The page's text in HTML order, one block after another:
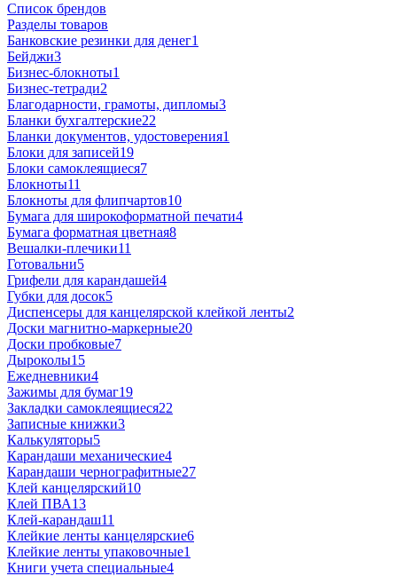
Список брендов
Разделы товаров
Банковские резинки для денег1
Бейджи3
Бизнес-блокноты1
Бизнес-тетради2
Благодарности, грамоты, дипломы3
Бланки бухгалтерские22
Бланки документов, удостоверения1
Блоки для записей19
Блоки самоклеящиеся7
Блокноты11
Блокноты для флипчартов10
Бумага для широкоформатной печати4
Бумага форматная цветная8
Вешалки-плечики11
Готовальни5
Грифели для карандашей4
Губки для досок5
Диспенсеры для канцелярской клейкой ленты2
Доски магнитно-маркерные20
Доски пробковые7
Дыроколы15
Ежедневники4
Зажимы для бумаг19
Закладки самоклеящиеся22
Записные книжки3
Калькуляторы5
Карандаши механические4
Карандаши чернографитные27
Клей канцелярский10
Клей ПВА13
Клей-карандаш11
Клейкие ленты канцелярские6
Клейкие ленты упаковочные1
Книги учета специальные4